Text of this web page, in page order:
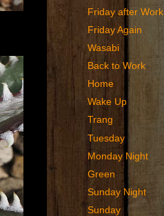
Friday after Work
Friday Again
Wasabi
Back to Work
Home
Wake Up
Trang
Tuesday
Monday Night
Green
Sunday Night
Sunday